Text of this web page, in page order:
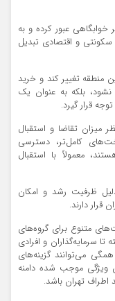
خوابگاهی عبور کرده و به
و اقتصادی تبدیل
منطقه تغییر کند و خرید
بلکه به عنوان یک
قرار گیرد.
میزان تقاضا و استقبال
کامل‌تر، دسترسی
معمولاً با استقبال
ظرفیت رشد و امکان
قرار دارند.
متنوع برای گروه‌های
سرمایه‌گذاران و افرادی
می‌توانند گزینه‌های
ویژگی موجب شده دامنه
اطراف تهران باشد.